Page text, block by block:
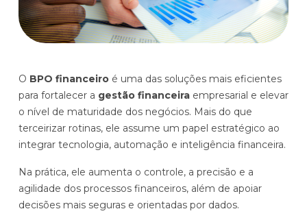
Prophix Fluxo (Cash Management)
de caixa.
Complexidade de gestão de caixa baixa e média
Empresas que faturam entre R$30M e R$200M por ano
Demonstração Gratuita
orçamentária
Distribuição e Logística
O BPO financeiro é uma das soluções mais eficientes
para fortalecer a gestão financeira empresarial e elevar
o nível de maturidade dos negócios. Mais do que
terceirizar rotinas, ele assume um papel estratégico ao
integrar tecnologia, automação e inteligência financeira.
Na prática, ele aumenta o controle, a precisão e a
agilidade dos processos financeiros, além de apoiar
decisões mais seguras e orientadas por dados.